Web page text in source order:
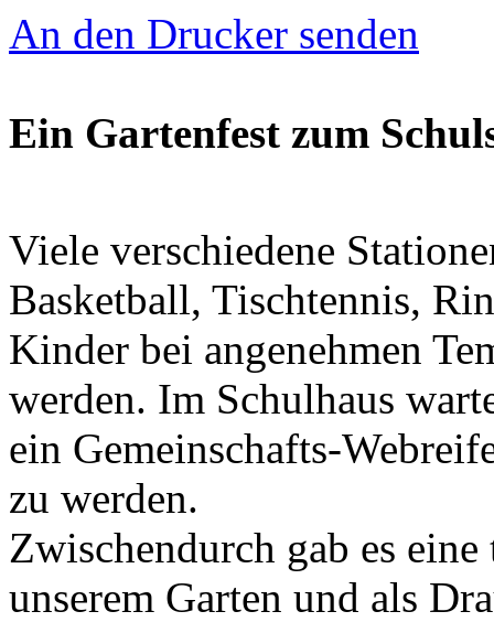
An den Drucker senden
Ein Gartenfest zum
Viele verschiedene
Basketball, Tischtennis,
Kinder bei angenehmen
werden. Im Schulhaus
ein Gemeinschafts-
zu werden.
Zwischendurch gab es
unserem Garten und als